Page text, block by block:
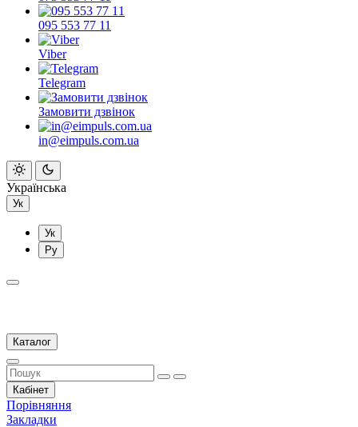
095 553 77 11
Viber
Telegram
Замовити дзвінок
in@eimpuls.com.ua
Українська
Ук
Ук
Ру
Каталог
Кабінет
Порівняння
Закладки